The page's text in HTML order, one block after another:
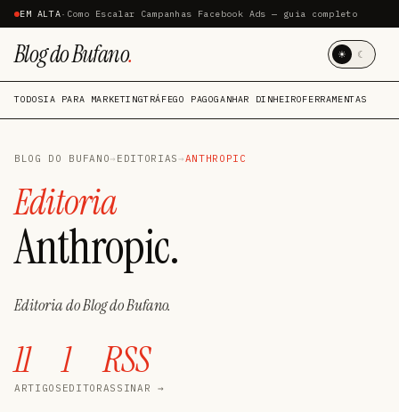
EM ALTA· Como Escalar Campanhas Facebook Ads — guia completo
Blog do Bufano. ☀ ☾
TODOSIA PARA MARKETINGTRÁFEGO PAGOGANHAR DINHEIROFERRAMENTAS
BLOG DO BUFANO→ EDITORIAS →ANTHROPIC
Editoria
Anthropic.
Editoria do Blog do Bufano.
11
ARTIGOS
1
EDITOR
RSS
ASSINAR →